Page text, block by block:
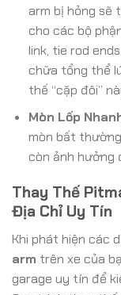
arm bị hỏng sẽ
cho các bộ
link, tie rod
chữa tổng thể
thế “cặp đôi”
Mòn Lốp
mòn bất
còn ảnh hưởng
Thay Thế
Địa Chỉ Uy Tín
Khi phát hiện các
arm trên xe của
garage uy tín để